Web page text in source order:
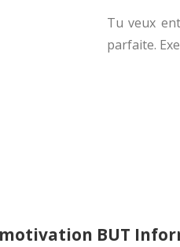
Tu veux
parfaite.
BUT